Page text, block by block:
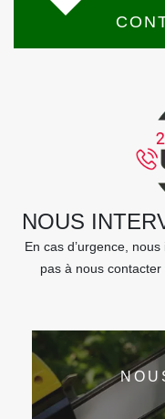
NOUS
En cas d’urgence,
pas à nous